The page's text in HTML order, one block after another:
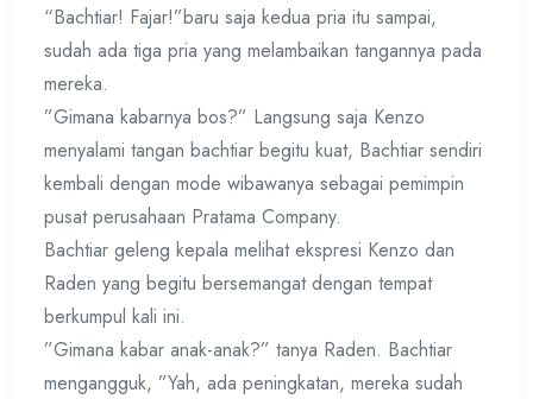
“Bachtiar! Fajar!”baru saja kedua pria itu sampai,
sudah ada tiga pria yang melambaikan tangannya pada
mereka.
”Gimana kabarnya bos?” Langsung saja Kenzo
menyalami tangan bachtiar begitu kuat, Bachtiar sendiri
kembali dengan mode wibawanya sebagai pemimpin
pusat perusahaan Pratama Company.
Bachtiar geleng kepala melihat ekspresi Kenzo dan
Raden yang begitu bersemangat dengan tempat
berkumpul kali ini.
”Gimana kabar anak-anak?” tanya Raden. Bachtiar
mengangguk, ”Yah, ada peningkatan, mereka sudah